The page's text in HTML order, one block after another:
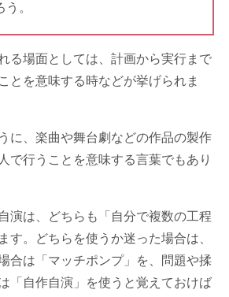
。
る場面としては、計画から実行まで
とを意味する時などが挙げられま
に、楽曲や舞台劇などの作品の製作
で行うことを意味する言葉でもあり
演は、どちらも「自分で複数の工程
す。どちらを使うか迷った場合は、
合は「マッチポンプ」を、問題や揉
「自作自演」を使うと覚えておけば